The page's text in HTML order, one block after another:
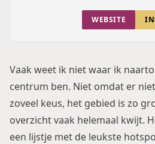
WEBSITE
Vaak weet ik niet waar ik
centrum ben. Niet omdat er
zoveel keus, het gebied is zo
overzicht vaak helemaal kwijt.
een lijstje met de leukste